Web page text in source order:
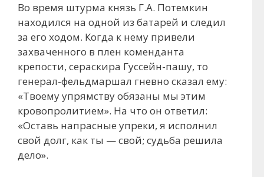
Во время штурма князь Г.А. Потемкин
находился на одной из батарей и следил
за его ходом. Когда к нему привели
захваченного в плен коменданта
крепости, сераскира Гуссейн-пашу, то
генерал-фельдмаршал гневно сказал ему:
«Твоему упрямству обязаны мы этим
кровопролитием». На что он ответил:
«Оставь напрасные упреки, я исполнил
свой долг, как ты — свой; судьба решила
дело».